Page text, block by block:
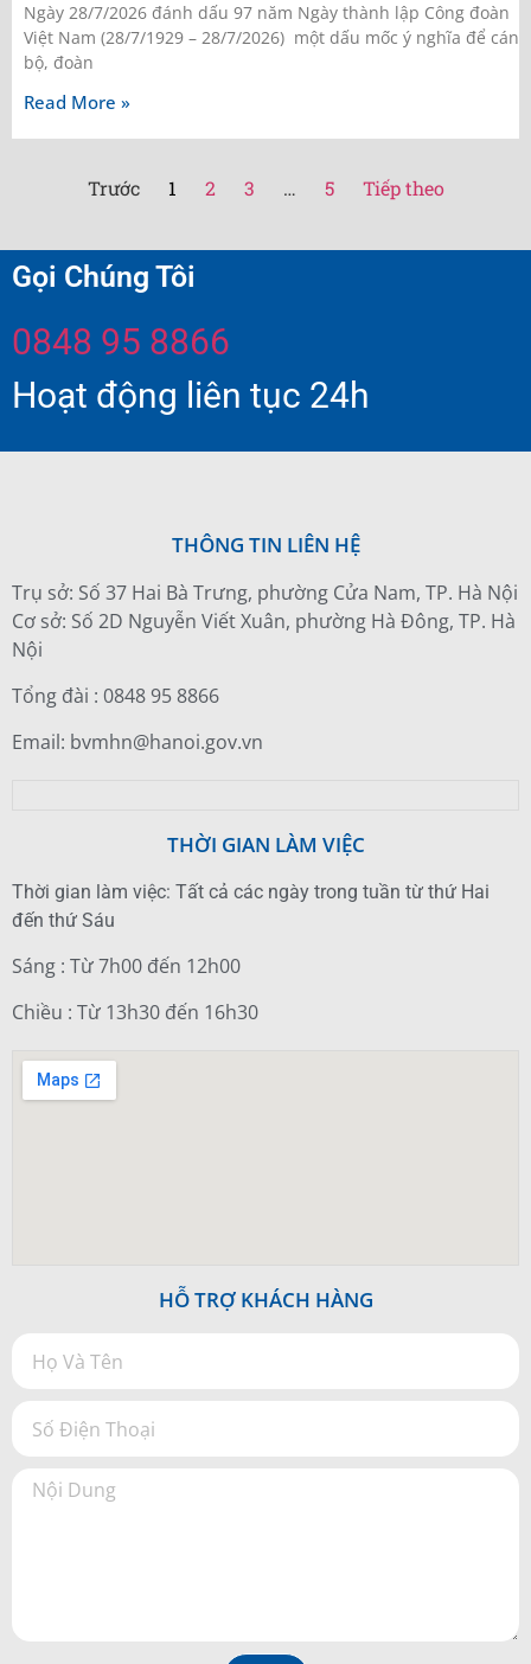
Ngày 28/7/2026 đánh dấu 97 năm Ngày thành lập Công đoàn
Việt Nam (28/7/1929 – 28/7/2026) một dấu mốc ý nghĩa để cán
bộ, đoàn
Read More »
Trước 1 2 3 … 5 Tiếp theo
Gọi Chúng Tôi
0848 95 8866
Hoạt động liên tục 24h
THÔNG TIN LIÊN HỆ
Trụ sở: Số 37 Hai Bà Trưng, phường Cửa Nam, TP. Hà Nội
Cơ sở: Số 2D Nguyễn Viết Xuân, phường Hà Đông, TP. Hà
Nội
Tổng đài : 0848 95 8866
Email: bvmhn@hanoi.gov.vn
THỜI GIAN LÀM VIỆC
Thời gian làm việc: Tất cả các ngày trong tuần từ thứ Hai
đến thứ Sáu
Sáng : Từ 7h00 đến 12h00
Chiều : Từ 13h30 đến 16h30
HỖ TRỢ KHÁCH HÀNG